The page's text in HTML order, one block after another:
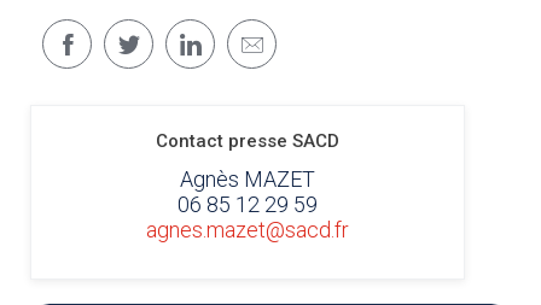
Contact presse SACD
Agnès MAZET
06 85 12 29 59
agnes.mazet@sacd.fr